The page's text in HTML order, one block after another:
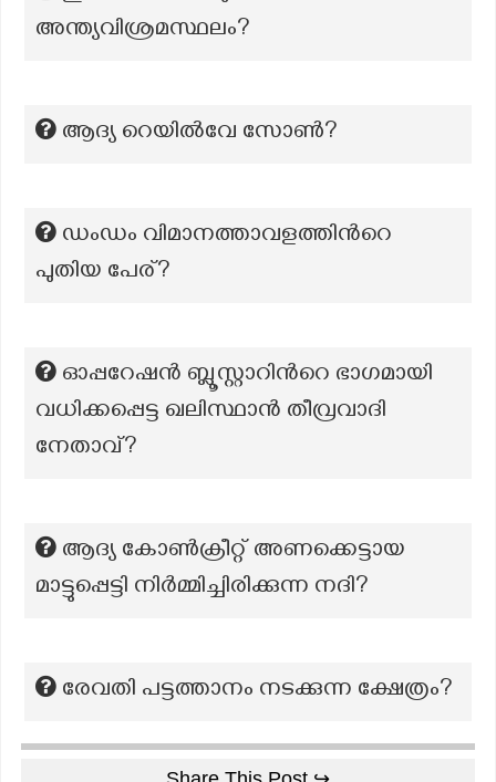
അന്ത്യവിശ്രമസ്ഥലം?
ആദ്യ റെയിൽവേ സോൺ?
ഡംഡം വിമാനത്താവളത്തിന്‍റെ
പുതിയ പേര്?
ഓപ്പറേഷൻ ബ്ലൂസ്റ്റാറിന്‍റെ ഭാഗമായി
വധിക്കപ്പെട്ട ഖലിസ്ഥാൻ തീവ്രവാദി
നേതാവ്?
ആദ്യ കോണ്‍ക്രീറ്റ് അണക്കെട്ടായ
മാട്ടുപ്പെട്ടി നിര്‍മ്മിച്ചിരിക്കുന്ന നദി?
രേവതി പട്ടത്താനം നടക്കുന്ന ക്ഷേത്രം?